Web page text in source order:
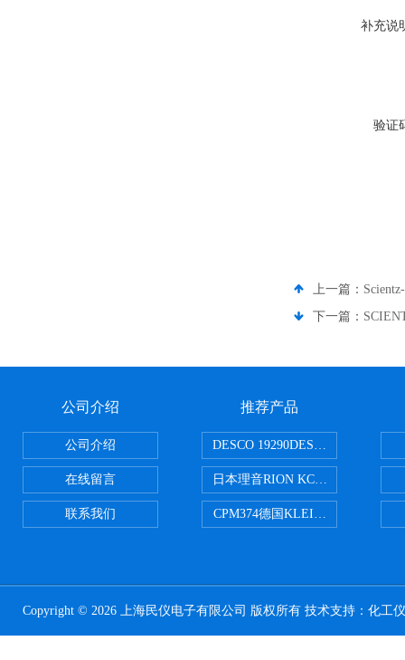
补充说
验证
上一篇：
下一篇：
公司介绍
公司介绍
在线留言
联系我们
推荐产品
DESCO 19290DESCO 19290重锤
日本理音RION KC-51/KC-52便携
CPM374德国KLEINWAECHTER
Copyright © 2026 上海民仪电子有限公司 版权所有 技术支持： 化工